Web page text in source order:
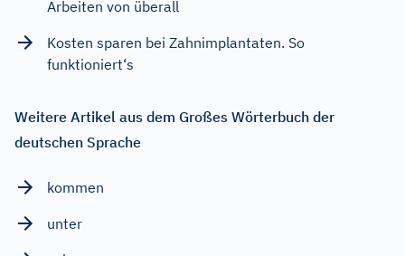
Arbeiten von überall
Kosten sparen bei Zahnimplantaten. So
funktioniert‘s
Weitere Artikel aus dem Großes Wörterbuch der
deutschen Sprache
kommen
unter